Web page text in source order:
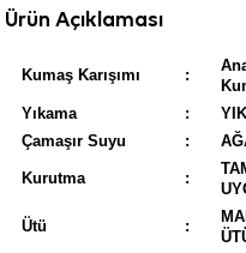
Ürün Açıklaması
Kumaş Karışımı :
Yıkama
:
Çamaşır Suyu
:
Kurutma :
Ütü :